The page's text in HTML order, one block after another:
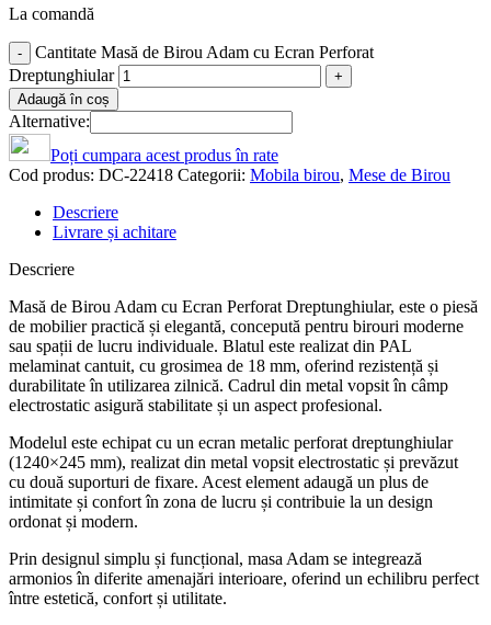
La comandă
Cantitate Masă de Birou Adam cu Ecran Perforat
Dreptunghiular
Adaugă în coș
Alternative:
Poți cumpara acest produs în rate
Cod produs: DC-22418 Categorii: Mobila birou, Mese de Birou
Descriere
Livrare și achitare
Descriere
Masă de Birou Adam cu Ecran Perforat Dreptunghiular, este o piesă
de mobilier practică și elegantă, concepută pentru birouri moderne
sau spații de lucru individuale. Blatul este realizat din PAL
melaminat cantuit, cu grosimea de 18 mm, oferind rezistență și
durabilitate în utilizarea zilnică. Cadrul din metal vopsit în câmp
electrostatic asigură stabilitate și un aspect profesional.
Modelul este echipat cu un ecran metalic perforat dreptunghiular
(1240×245 mm), realizat din metal vopsit electrostatic și prevăzut
cu două suporturi de fixare. Acest element adaugă un plus de
intimitate și confort în zona de lucru și contribuie la un design
ordonat și modern.
Prin designul simplu și funcțional, masa Adam se integrează
armonios în diferite amenajări interioare, oferind un echilibru perfect
între estetică, confort și utilitate.